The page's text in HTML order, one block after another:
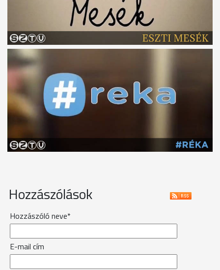
Hozzászólások
Hozzászóló neve*
E-mail cím